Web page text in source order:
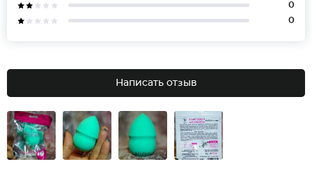
0
0
Написать отзыв